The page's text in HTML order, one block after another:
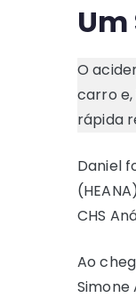
O
carro
rápida
Daniel
CHS
Ao
Simone